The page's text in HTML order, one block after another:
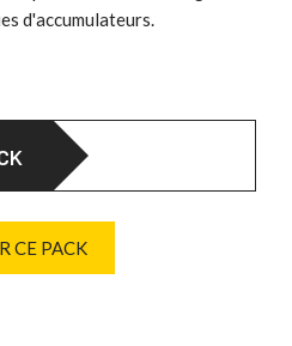
d'accumulateurs.
CE PACK